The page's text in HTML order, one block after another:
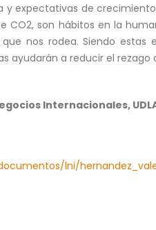
y expectativas de
CO2, son hábitos en la
nos rodea. Siendo
ayudarán a reducir el
Internacionales,
lni/